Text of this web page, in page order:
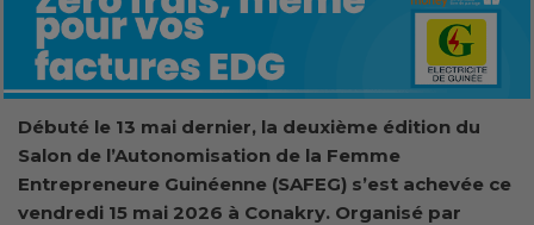
Débuté le 13 mai dernier, la deuxième édition du
Salon de l’Autonomisation de la Femme
Entrepreneure Guinéenne (SAFEG) s’est achevée ce
vendredi 15 mai 2026 à Conakry. Organisé par